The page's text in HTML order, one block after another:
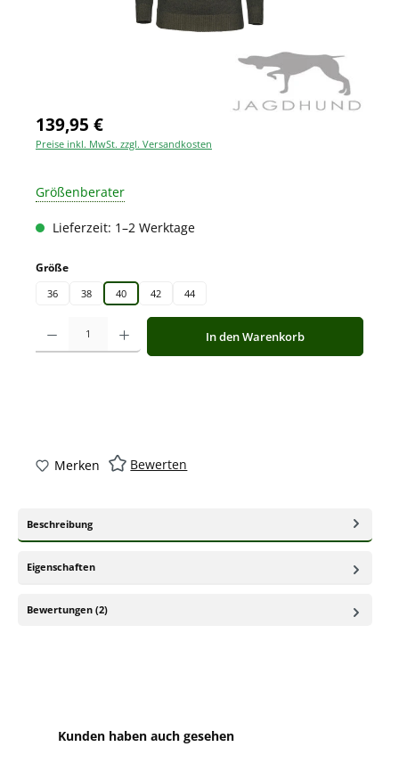
139,95 €
Preise inkl. MwSt. zzgl. Versandkosten
Größenberater
Lieferzeit: 1–2 Werktage
Größeauswählen
36 38 40 42 44
Produkt Anzahl: Gib den gewünschten Wert ein oder benutze die
In den Warenkorb
Merken Bewerten
Beschreibung
Eigenschaften
Bewertungen (2)
Produktgalerie überspringen
Kunden haben auch gesehen